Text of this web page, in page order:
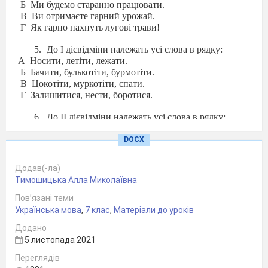
Б Ми будемо старанно працювати.
В Ви отримаєте гарний урожай.
Г Як гарно пахнуть лугові трави!
До І дієвідміни належать усі слова в рядку:
А Носити, летіти, лежати.
Б Бачити, булькотіти, бурмотіти.
В Цокотіти, муркотіти, спати.
Г Залишитися, нести, боротися.
До ІІ дієвідміни належать усі слова в рядку:
Б Писати, бігати, товкти.
Г
Читати, іти, чути.
Позначте рядок, у якому всі дієслова є
інфінітивами:
А Охопити, побачити, ішов.
Б
Говорити, спати, сміятися.
В
Сидіти, наїжачитися, діждалися.
Г Малювала, стежити, махати.
Позначте рядок, у якому всі дієслова мають
DOCX
Додав(-ла)
Тимошицька Алла Миколаївна
Пов’язані теми
Українська мова, 7 клас, Матеріали до уроків
Додано
5 листопада 2021
Переглядів